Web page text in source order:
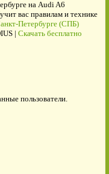
на Audi A6
вас правилам и технике
Петербурге (СПБ)
| Скачать бесплатно
пользователи.